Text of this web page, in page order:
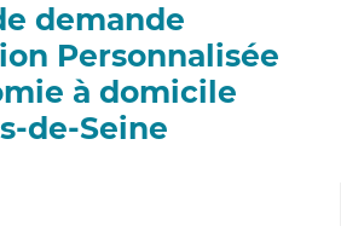
demande
Personnalisée
à domicile
de-Seine